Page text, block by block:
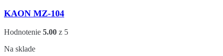
KAON MZ-104
Hodnotenie 5.00 z 5
Na sklade